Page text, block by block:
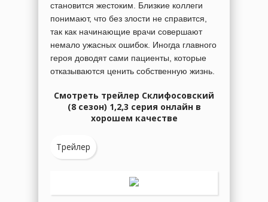
становится жестоким. Близкие коллеги
понимают, что без злости не справится,
так как начинающие врачи совершают
немало ужасных ошибок. Иногда главного
героя доводят сами пациенты, которые
отказываются ценить собственную жизнь.
Смотреть трейлер Склифосовский
(8 сезон) 1,2,3 серия онлайн в
хорошем качестве
Трейлер